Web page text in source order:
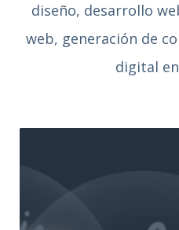
diseño, desarrollo
web, generación de
digital